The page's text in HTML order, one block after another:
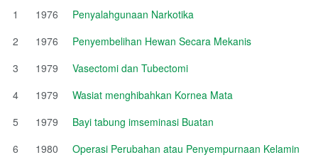
1
1976
Penyalahgunaan Narkotika
2
1976
Penyembelihan Hewan Secara Mekanis
3
1979
Vasectomi dan Tubectomi
4
1979
Wasiat menghibahkan Kornea Mata
5
1979
Bayi tabung imseminasi Buatan
6
1980
Operasi Perubahan atau Penyempurnaan Kelamin